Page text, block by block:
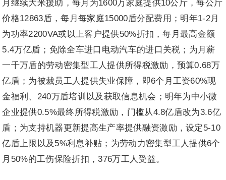
月继续大米援助，每月为1600万家庭提供10公斤，每公斤
价格12863盾，每月每家庭15000盾分配费用；明年1-2月
为功率2200VA或以上客户提供50%折扣，每月最高金额
5.4万亿盾；免除全车进口电动汽车的进口关税；为月薪
一千万盾的劳动密集型工人提供所得税激励，预算0.68万
亿盾；为被裁员工人提供失业保障，即6个月工资60%现
金福利、240万盾培训以及获取信息机会；明年为中小微
企业提供0.5%最终所得税激励，门槛从4.8亿盾改为3.6亿
盾；为支持机器更新提高生产率提供融资激励，设定5-10
亿盾上限以及5%利息补贴；为劳动力密集型工人提供6个
月50%的工伤保险折扣，376万工人受益。